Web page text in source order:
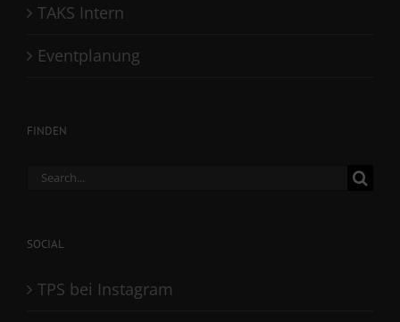
TAKS Intern
Eventplanung
FINDEN
Search
SOCIAL
TPS bei Instagram